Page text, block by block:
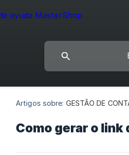
Artigos sobre: GESTÃO DE
Como gerar o